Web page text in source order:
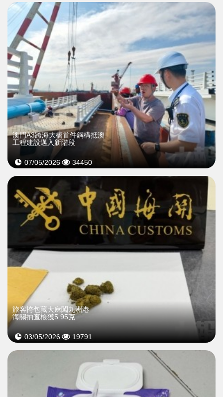
澳門A3跨海大橋首件鋼構抵澳
工程建設邁入新階段
07/05/2026 34450
旅客挎包藏大麻闖九洲港
海關抽查檢獲5.95克
03/05/2026 19791